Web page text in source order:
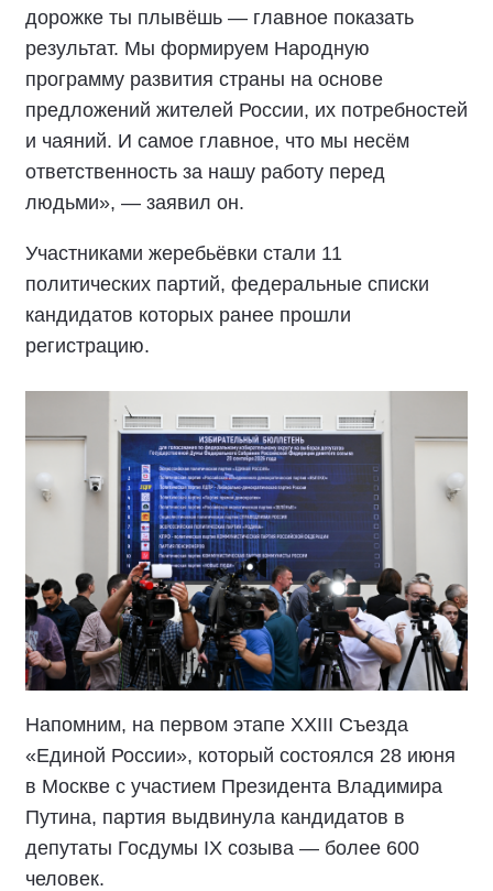
дорожке ты плывёшь — главное показать
результат. Мы формируем Народную
программу развития страны на основе
предложений жителей России, их потребностей
и чаяний. И самое главное, что мы несём
ответственность за нашу работу перед
людьми», — заявил он.
Участниками жеребьёвки стали 11
политических партий, федеральные списки
кандидатов которых ранее прошли
регистрацию.
Напомним, на первом этапе XXIII Съезда
«Единой России», который состоялся 28 июня
в Москве с участием Президента Владимира
Путина, партия выдвинула кандидатов в
депутаты Госдумы IX созыва — более 600
человек.